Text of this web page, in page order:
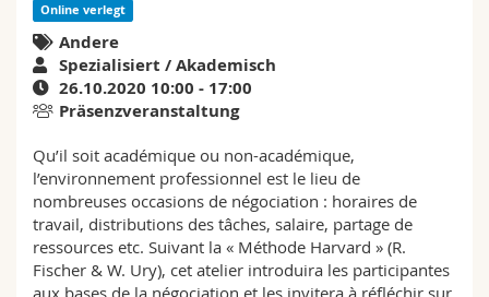
Weiterbildung
Philosophische Fak.
Fak. für Erziehungs- und Bildungswissenschaften
Math.-Nat. und Med. Fak.
Interfakultär
Medien
Forschende
Mitarbeitende
Doktorierende
Ortsplan
Bibliotheken
Webmail
Vorlesungsverzeichnis
MyUnifr
Online verlegt
Andere
Spezialisiert / Akademisch
26.10.2020 10:00 - 17:00
Präsenzveranstaltung
Qu’il soit académique ou non-académique,
l’environnement professionnel est le lieu de
nombreuses occasions de négociation : horaires de
travail, distributions des tâches, salaire, partage de
ressources etc. Suivant la « Méthode Harvard » (R.
Fischer & W. Ury), cet atelier introduira les participantes
aux bases de la négociation et les invitera à réfléchir sur